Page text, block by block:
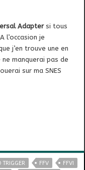
Adaptersi tous
l’occasion je
j’en trouve une en
ne manquerai pas de
sur ma SNES
TRIGGER FFV
FFVI